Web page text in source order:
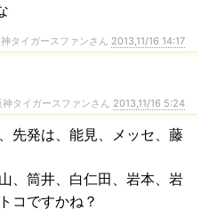
タイガースファンさん 2013,11/16 14:17
タイガースファンさん 2013,11/16 5:24
先発は、能見、メッセ、藤
、筒井、白仁田、岩本、岩
コですかね？